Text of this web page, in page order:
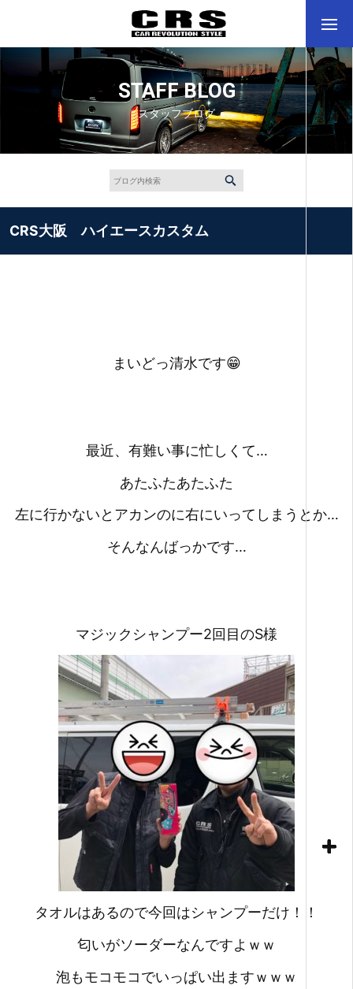
STAFF BLOG
スタッフブログ
CRS大阪 ハイエースカスタム
まいどっ清水です😁
最近、有難い事に忙しくて…
あたふたあたふた
左に行かないとアカンのに右にいってしまうとか…
そんなんばっかです…
マジックシャンプー2回目のS様
タオルはあるので今回はシャンプーだけ！！
匂いがソーダーなんですよｗｗ
泡もモコモコでいっぱい出ますｗｗｗ